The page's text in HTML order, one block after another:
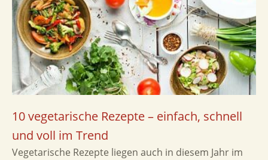
10 vegetarische Rezepte – einfach, schnell
und voll im Trend
Vegetarische Rezepte liegen auch in diesem Jahr im